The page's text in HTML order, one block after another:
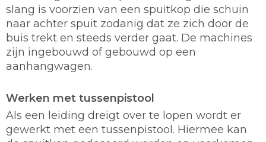
slang is voorzien van een spuitkop die schuin
naar achter spuit zodanig dat ze zich door de
buis trekt en steeds verder gaat. De machines
zijn ingebouwd of gebouwd op een
aanhangwagen.
Werken met tussenpistool
Als een leiding dreigt over te lopen wordt er
gewerkt met een tussenpistool. Hiermee kan